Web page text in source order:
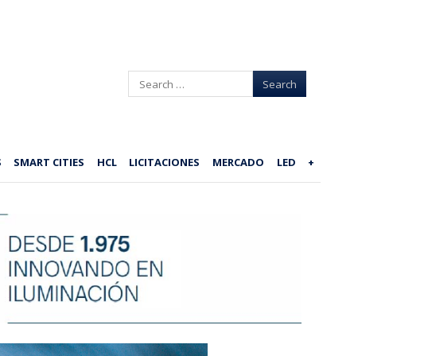
Search
SMART CITIES HCL LICITACIONES MERCADO LED +